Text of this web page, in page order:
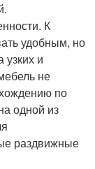
К
удобным, но
и
не
по
одной из
раздвижные